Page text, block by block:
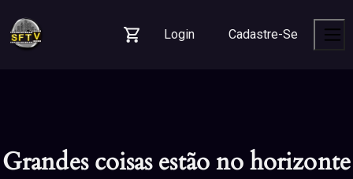
navigation
content
footer
Login
Cadastre-Se
Grandes coisas estão no horizonte